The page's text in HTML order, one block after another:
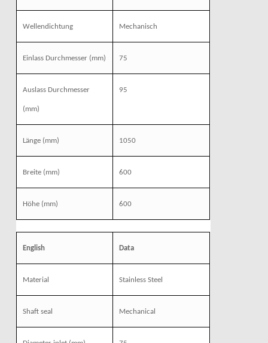
Wellendichtung Mechanisch
Einlass Durchmesser(mm) 75
Auslass Durchmesser
(mm)
95
Länge(mm) 1050
Breite(mm) 600
Höhe(mm) 600
English Data
Material Stainless Steel
Shaft seal Mechanical